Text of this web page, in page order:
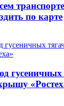
по карте